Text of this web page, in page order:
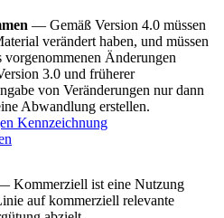
— Gemäß Version 4.0 müssen
verändert haben, und müssen
Änderungen
3.0 und früherer
von Veränderungen nur dann
Abwandlung erstellen.
Kennzeichnung
Kommerziell ist eine Nutzung
auf kommerziell relevante